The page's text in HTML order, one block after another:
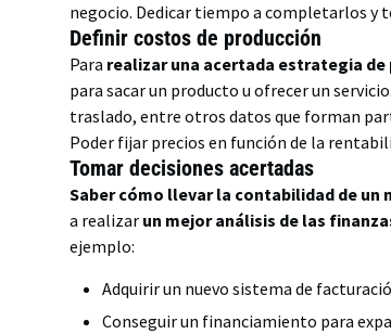
negocio. Dedicar tiempo a completarlos y
Definir costos de producción
Para realizar una acertada estrategia de
para sacar un producto u ofrecer un
traslado, entre otros datos que forman
Poder fijar precios en función de la
Tomar decisiones acertadas
Saber cómo llevar la contabilidad de un
a realizar un mejor análisis de las
ejemplo:
Adquirir un nuevo sistema de
Conseguir un financiamiento para